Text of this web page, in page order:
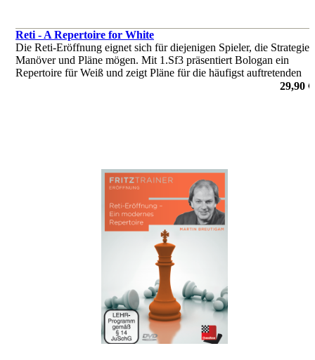
Reti - A Repertoire for White
Die Reti-Eröffnung eignet sich für diejenigen Spieler, die Strategie,
Manöver und Pläne mögen. Mit 1.Sf3 präsentiert Bologan ein
Repertoire für Weiß und zeigt Pläne für die häufigst auftretenden
29,90 €